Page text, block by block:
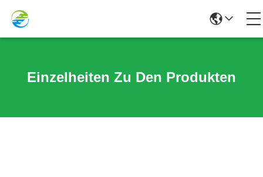
Einzelheiten Zu Den Produkten